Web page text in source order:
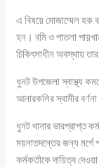
এ বিষয়ে মোজাম্মেল হক
হন। বমি ও পাতলা
চিকিৎসাধীন অবস্থায়
ধুনট উপজেলা স্বাস্থ্য
আনারকলির স্বামীর
ধুনট থানার ভারপ্রাপ্ত
ময়নাতদন্তের জন্য মর্গে
কর্মকর্তাকে দায়িত্ব